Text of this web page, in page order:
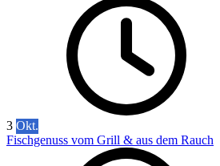
3 Okt.
Fischgenuss vom Grill & aus dem Rauch